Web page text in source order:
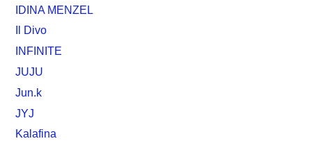
IDINA MENZEL
Il Divo
INFINITE
JUJU
Jun.k
JYJ
Kalafina